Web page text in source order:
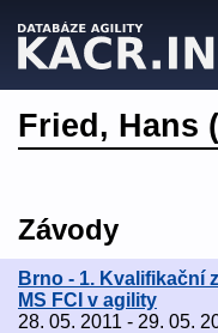
Fried, Hans
Závody
Brno - 1. Kvalifikační
MS FCI v agility
28. 05. 2011 - 29. 05.